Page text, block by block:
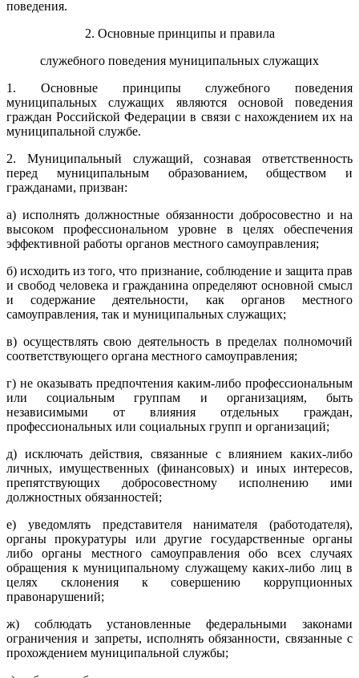
поведения.
2. Основные принципы и правила
служебного поведения муниципальных служащих
1. Основные принципы служебного поведения
муниципальных служащих являются основой поведения
граждан Российской Федерации в связи с нахождением их на
муниципальной службе.
2. Муниципальный служащий, сознавая ответственность
перед муниципальным образованием, обществом и
гражданами, призван:
а) исполнять должностные обязанности добросовестно и на
высоком профессиональном уровне в целях обеспечения
эффективной работы органов местного самоуправления;
б) исходить из того, что признание, соблюдение и защита прав
и свобод человека и гражданина определяют основной смысл
и содержание деятельности, как органов местного
самоуправления, так и муниципальных служащих;
в) осуществлять свою деятельность в пределах полномочий
соответствующего органа местного самоуправления;
г) не оказывать предпочтения каким-либо профессиональным
или социальным группам и организациям, быть
независимыми от влияния отдельных граждан,
профессиональных или социальных групп и организаций;
д) исключать действия, связанные с влиянием каких-либо
личных, имущественных (финансовых) и иных интересов,
препятствующих добросовестному исполнению ими
должностных обязанностей;
е) уведомлять представителя нанимателя (работодателя),
органы прокуратуры или другие государственные органы
либо органы местного самоуправления обо всех случаях
обращения к муниципальному служащему каких-либо лиц в
целях склонения к совершению коррупционных
правонарушений;
ж) соблюдать установленные федеральными законами
ограничения и запреты, исполнять обязанности, связанные с
прохождением муниципальной службы;